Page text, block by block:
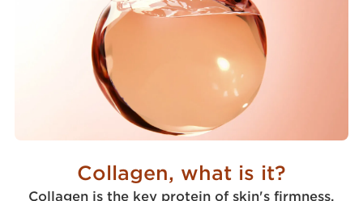
Collagen, what is it?
Collagen is the key protein of skin's firmness.